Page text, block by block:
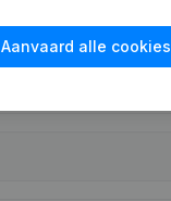
Aanvaard alle cookies